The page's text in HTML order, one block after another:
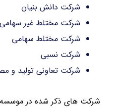
شرکت دانش بنیان
شرکت مختلط غیر سهامی
شرکت مختلط سهامی
شرکت نسبی
شرکت تعاونی تولید و
شرکت های ذکر شده در